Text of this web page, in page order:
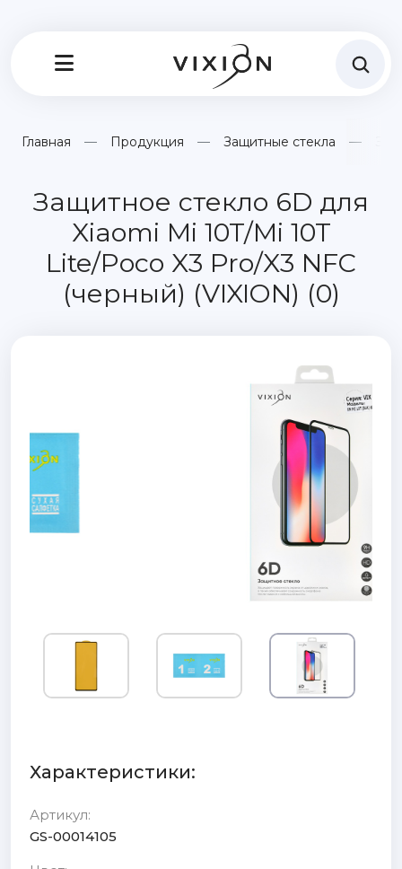
Главная Продукция Защитные стекла
Защитное стекло 6D для
Xiaomi Mi 10T/Mi 10T
Lite/Poco X3 Pro/X3 NFC
(черный) (VIXION) (0)
Характеристики:
Артикул:
GS-00014105